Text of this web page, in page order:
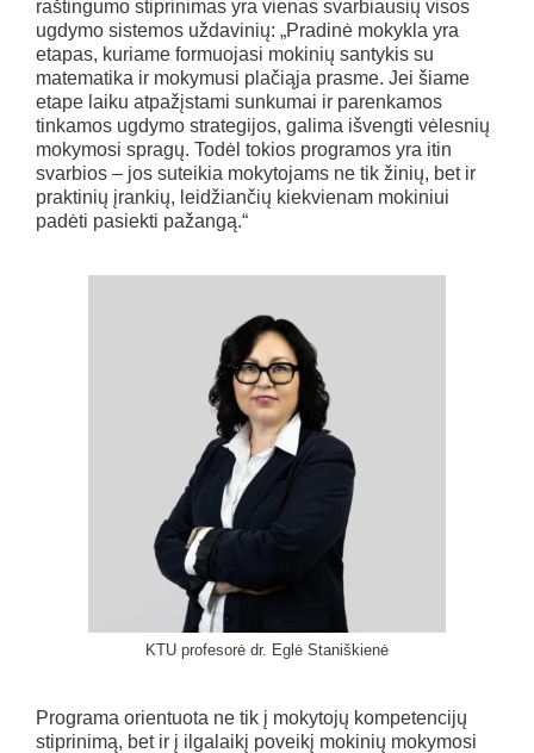
raštingumo stiprinimas yra vienas svarbiausių visos
ugdymo sistemos uždavinių: „Pradinė mokykla yra
etapas, kuriame formuojasi mokinių santykis su
matematika ir mokymusi plačiąja prasme. Jei šiame
etape laiku atpažįstami sunkumai ir parenkamos
tinkamos ugdymo strategijos, galima išvengti vėlesnių
mokymosi spragų. Todėl tokios programos yra itin
svarbios – jos suteikia mokytojams ne tik žinių, bet ir
praktinių įrankių, leidžiančių kiekvienam mokiniui
padėti pasiekti pažangą.“
KTU profesorė dr. Eglė Staniškienė
Programa orientuota ne tik į mokytojų kompetencijų
stiprinimą, bet ir į ilgalaikį poveikį mokinių mokymosi